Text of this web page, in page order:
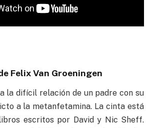
Felix Van Groeningen
la difícil relación de un padre con su
a la metanfetamina. La cinta está
escritos por David y Nic Sheff.